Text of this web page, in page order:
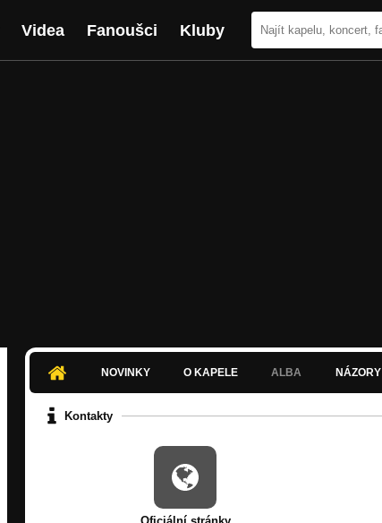
Videa Fanoušci Kluby
NOVINKY O KAPELE ALBA NÁZORY
Kontakty